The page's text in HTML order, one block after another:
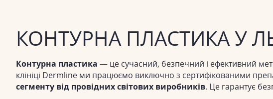
КОНТУРНА ПЛАСТИКА У
Контурна пластика — це сучасний, безпечний і ефективний
клініці Dermline ми працюємо виключно з сертифікованими
сегменту від провідних світових виробників. Це гарантує